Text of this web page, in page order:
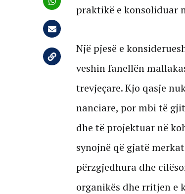
praktikë e konsoliduar
Një pjesë e
veshin fanellën
trevjeçare. Kjo qasje
nanciare, por mbi të
dhe të projektuar në
synojnë që gjatë
përzgjedhura dhe
organikës dhe rritjen e